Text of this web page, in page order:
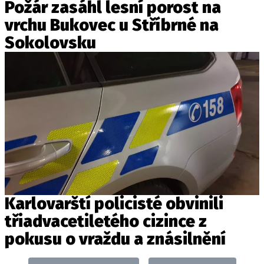
Požár zasáhl lesní porost na
vrchu Bukovec u Stříbrné na
Sokolovsku
Karlovarští policisté obvinili
třiadvacetiletého cizince z
pokusu o vraždu a znásilnění